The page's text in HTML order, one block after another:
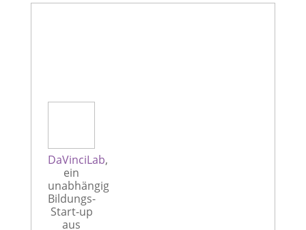
DaVinciLab,
ein
unabhängiges
Bildungs-
Start-up
aus